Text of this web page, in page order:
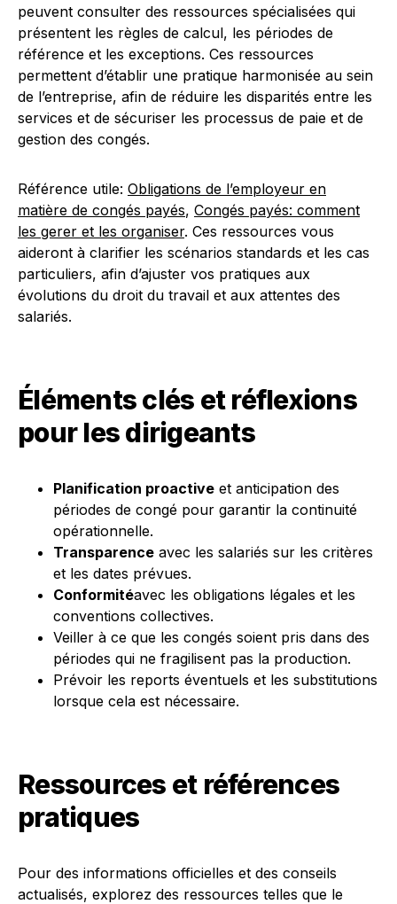
peuvent consulter des ressources spécialisées qui
présentent les règles de calcul, les périodes de
référence et les exceptions. Ces ressources
permettent d’établir une pratique harmonisée au sein
de l’entreprise, afin de réduire les disparités entre les
services et de sécuriser les processus de paie et de
gestion des congés.
Référence utile: Obligations de l’employeur en
matière de congés payés, Congés payés: comment
les gerer et les organiser. Ces ressources vous
aideront à clarifier les scénarios standards et les cas
particuliers, afin d’ajuster vos pratiques aux
évolutions du droit du travail et aux attentes des
salariés.
Éléments clés et réflexions
pour les dirigeants
Planification proactive et anticipation des
périodes de congé pour garantir la continuité
opérationnelle.
Transparence avec les salariés sur les critères
et les dates prévues.
Conformitéavec les obligations légales et les
conventions collectives.
Veiller à ce que les congés soient pris dans des
périodes qui ne fragilisent pas la production.
Prévoir les reports éventuels et les substitutions
lorsque cela est nécessaire.
Ressources et références
pratiques
Pour des informations officielles et des conseils
actualisés, explorez des ressources telles que le